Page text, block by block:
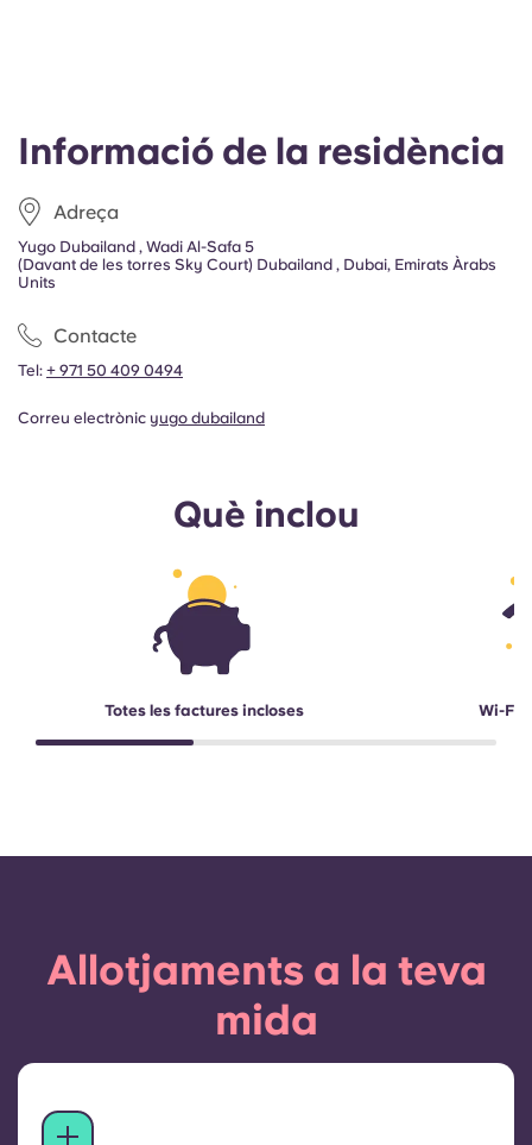
Informació de la residència
Adreça
Yugo Dubailand , Wadi Al-Safa 5
(Davant de les torres Sky Court) Dubailand , Dubai, Emirats Àrabs
Units
Contacte
Tel: + 971 50 409 0494
Correu electrònic yugo dubailand
Què inclou
Totes les factures incloses Wi-Fi
Allotjaments a la teva
mida